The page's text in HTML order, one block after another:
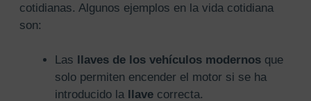
cotidianas. Algunos ejemplos en la vida cotidiana
son:
Las llaves de los vehículos modernosque
solo permiten encender el motor si se ha
introducido la llave correcta.